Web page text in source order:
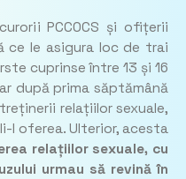
PCCOCS și ofițerii
ce le asigura loc de trai
cuprinse între 13 și 16
după prima săptămână
relațiilor sexuale,
l oferea. Ulterior, acesta
relațiilor sexuale, cu
urmau să revină în